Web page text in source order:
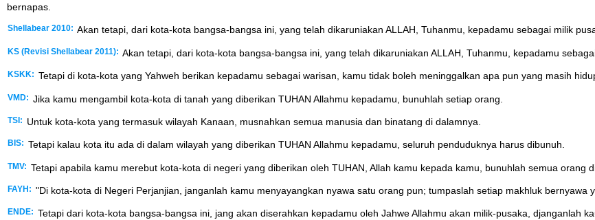
bernapas.
Shellabear 2010: Akan tetapi, dari kota-kota bangsa-bangsa ini, yang telah dikaruniakan ALLAH, Tuhanmu, kepadamu sebagai milik
KS (Revisi Shellabear 2011): Akan tetapi, dari kota-kota bangsa-bangsa ini, yang telah dikaruniakan ALLAH, Tuhanmu, kepadamu
KSKK: Tetapi di kota-kota yang Yahweh berikan kepadamu sebagai warisan, kamu tidak boleh meninggalkan apa pun yang masih
VMD: Jika kamu mengambil kota-kota di tanah yang diberikan TUHAN Allahmu kepadamu, bunuhlah setiap orang.
TSI: Untuk kota-kota yang termasuk wilayah Kanaan, musnahkan semua manusia dan binatang di dalamnya.
BIS: Tetapi kalau kota itu ada di dalam wilayah yang diberikan TUHAN Allahmu kepadamu, seluruh penduduknya harus dibunuh.
TMV: Tetapi apabila kamu merebut kota-kota di negeri yang diberikan oleh TUHAN, Allah kamu kepada kamu, bunuhlah semua orang
FAYH: "Di kota-kota di Negeri Perjanjian, janganlah kamu menyayangkan nyawa satu orang pun; tumpaslah setiap makhluk bernyawa
ENDE: Tetapi dari kota-kota bangsa-bangsa ini, jang akan diserahkan kepadamu oleh Jahwe Allahmu akan milik-pusaka, djanganlah